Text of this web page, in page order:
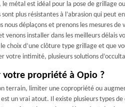
le métal est idéal pour la pose de grillage
plus résistantes à l’abrasion qui peut
nous déplaçons et prenons les mesures
venons installer dans les meilleurs délais
choix d’une clôture type grillage et que
votre intimité, plusieurs solutions
votre propriété à Opio ?
terrain, limiter une copropriété ou
un vrai atout. Il existe plusieurs types de